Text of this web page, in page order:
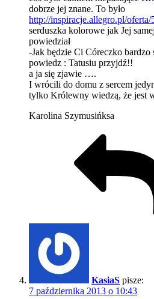
dobrze jej znane. To było
http://inspiracje.allegro.pl/
serduszka kolorowe jak Jej
powiedział
-Jak będzie Ci Córeczko bardzo
powiedz : Tatusiu przyjdź!!
a ja się zjawie ….
I wrócili do domu z sercem
tylko Królewny wiedzą, że jest
Karolina Szymusińksa
KasiaS pisze:
7 października 2013 o 10:43